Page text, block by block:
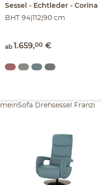
Sessel Echtleder
Corina
BHT 94|112|90 cm
ab 1.659,00 €
meinSofa Drehsessel Franzi